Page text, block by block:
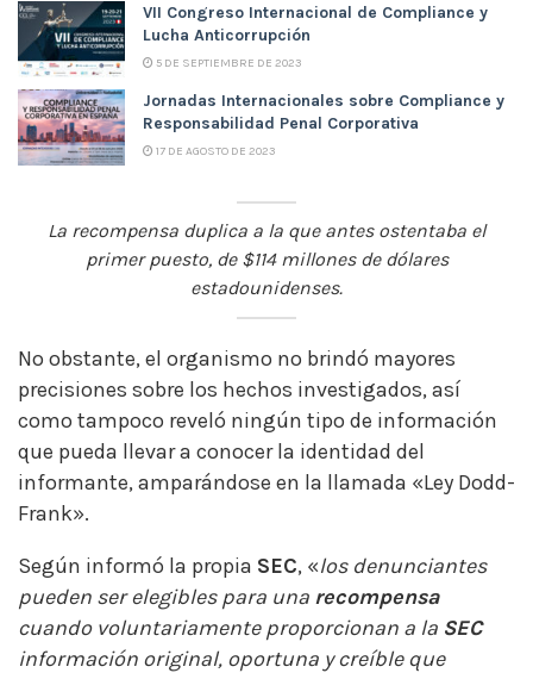
VII Congreso Internacional de Compliance y
Lucha Anticorrupción
5 DE SEPTIEMBRE DE 2023
Jornadas Internacionales sobre Compliance y
Responsabilidad Penal Corporativa
17 DE AGOSTO DE 2023
La recompensa duplica a la que antes ostentaba el
primer puesto, de $114 millones de dólares
estadounidenses.
No obstante, el organismo no brindó mayores
precisiones sobre los hechos investigados, así
como tampoco reveló ningún tipo de información
que pueda llevar a conocer la identidad del
informante, amparándose en la llamada «Ley Dodd-
Frank».
Según informó la propia SEC, «los denunciantes
pueden ser elegibles para una recompensa
cuando voluntariamente proporcionan a la SEC
información original, oportuna y creíble que